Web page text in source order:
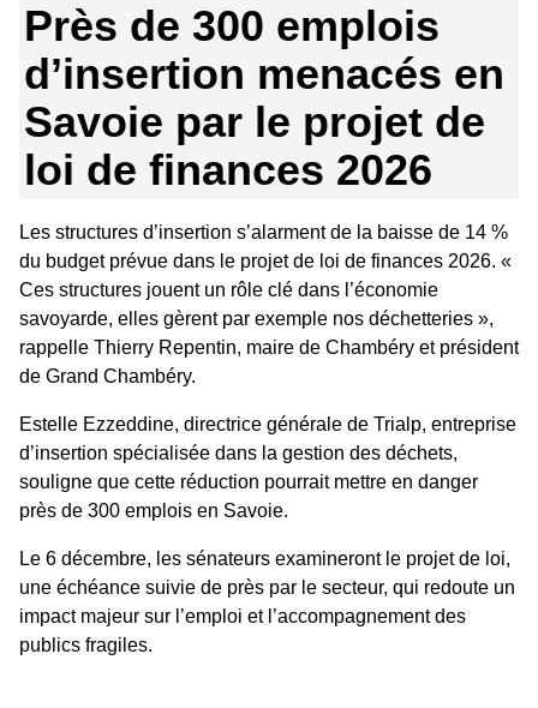
Près de 300 emplois
d’insertion menacés en
Savoie par le projet de
loi de finances 2026
Les structures d’insertion s’alarment de la baisse de 14 %
du budget prévue dans le projet de loi de finances 2026. «
Ces structures jouent un rôle clé dans l’économie
savoyarde, elles gèrent par exemple nos déchetteries »,
rappelle Thierry Repentin, maire de Chambéry et président
de Grand Chambéry.
Estelle Ezzeddine, directrice générale de Trialp, entreprise
d’insertion spécialisée dans la gestion des déchets,
souligne que cette réduction pourrait mettre en danger
près de 300 emplois en Savoie.
Le 6 décembre, les sénateurs examineront le projet de loi,
une échéance suivie de près par le secteur, qui redoute un
impact majeur sur l’emploi et l’accompagnement des
publics fragiles.